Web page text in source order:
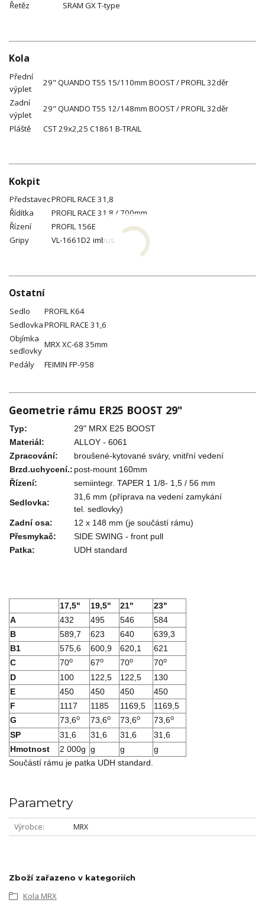
Řetěz SRAM GX T-type
Kola
Přední
výplet
29" QUANDO T55 15/110mm BOOST / PROFIL 32děr
Zadní
výplet
29" QUANDO T55 12/148mm BOOST / PROFIL 32děr
Pláště
CST 29x2,25 C1861 B-TRAIL
Kokpit
PředstavecPROFIL RACE 31,8
Řídítka
PROFIL RACE 31,8 / 700mm
Řízení
PROFIL 156E
Gripy
VL-1661D2 imbus
Ostatní
Sedlo
PROFIL K64
SedlovkaPROFIL RACE 31,6
Objímka
sedlovky
MRX XC-68 35mm
Pedály
FEIMIN FP-958
Geometrie rámu ER25 BOOST 29"
Typ:
29" MRX E25 BOOST
Materiál:
ALLOY - 6061
Zpracování:
broušené-kytované sváry, vnitřní vedení
Brzd.uchycení.: post-mount 160mm
Řízení:
semiintegr. TAPER 1 1/8- 1,5 / 56 mm
Sedlovka:
31,6 mm (příprava na vedení zamykání
tel. sedlovky)
Zadní osa:
12 x 148 mm (je součástí rámu)
Přesmykač:
SIDE SWING - front pull
Patka:
UDH standard
17,5" 19,5" 21"
23"
A
432 495 546
584
B
589,7 623 640
639,3
B1
575,6 600,9 620,1
621
C
70o 67o 70o 70o
D 100 122,5 122,5
130
E
450 450 450
450
F
1117 1185 1169,5
1169,5
G
73,6o 73,6o 73,6o 73,6o
SP 31,6 31,6 31,6
31,6
Hmotnost
2 000g g g
g
Součástí rámu je patka UDH standard.
Parametry
Výrobce MRX
Zboží zařazeno v kategoriích
Kola MRX